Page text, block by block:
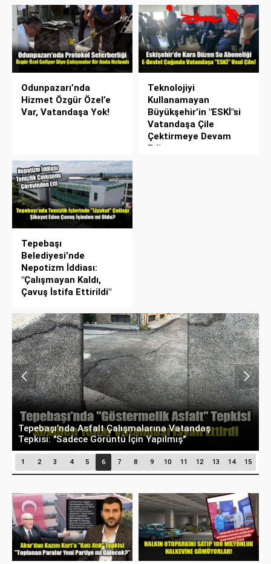
Odunpazarı’nda
Hizmet Özgür Özel’e
Var, Vatandaşa Yok!
Teknolojiyi
Kullanamayan
Büyükşehir’in "ESKİ"si
Vatandaşa Çile
Çektirmeye Devam
Ediyor
Tepebaşı
Belediyesi’nde
Nepotizm İddiası:
"Çalışmayan Kaldı,
Çavuş İstifa Ettirildi"
Tepebaşı’nda Asfalt Çalışmalarına Vatandaş
Tepkisi: "Sadece Görüntü İçin Yapılmış"
1 2 3 4 5 6 7 8 9 10 11 12 13 14 15